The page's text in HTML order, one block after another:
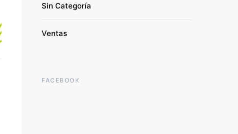
Sin Categoría
Ventas
FACEBOOK